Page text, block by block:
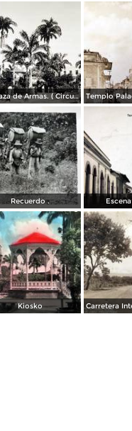
La Plaza de Armas. ( Circulada el 23 de Octubre de 1936 ).
Recuerdo .
Kiosko